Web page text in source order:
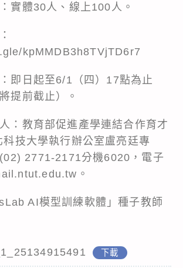
實體30人、線上100人。
kpMMDB3h8TVjTD6r7
即日起至6/1（四）17點為止
提前截止）。
：教育部促進產學連結合作育才
科技大學執行辦公室盧亮廷專
2771-2171分機6020，電子
。
AI模型訓練軟體」種子教師
下載